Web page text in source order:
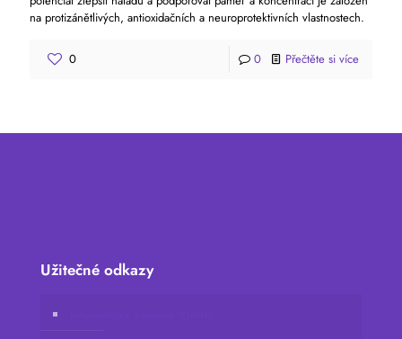
na protizánětlivých, antioxidačních a neuroprotektivních vlastnostech.
0 0 Přečtěte si více
Užitečné odkazy